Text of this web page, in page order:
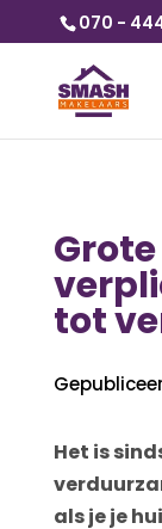
070 -
tot
Het is
als je je